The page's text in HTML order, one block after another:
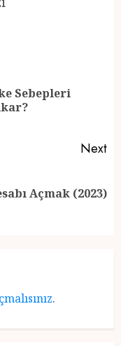
Sebepleri
Next
Açmak (2023)
.